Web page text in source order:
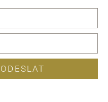
ODESLAT